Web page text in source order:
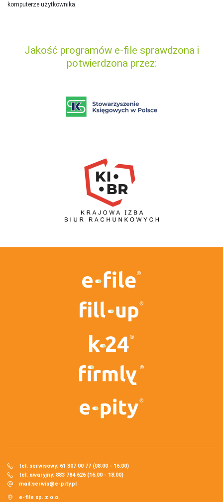
komputerze użytkownika.
Jakość programów e-file sprawdzona i
potwierdzona przez:
tel. serwisowy: 61 307 00 77 (08:00 - 16:00)
tel. awaryjny: 883 784 626 (16:00 - 18:00)
mail:serwis@e-pity.pl
e-file sp. z o.o.